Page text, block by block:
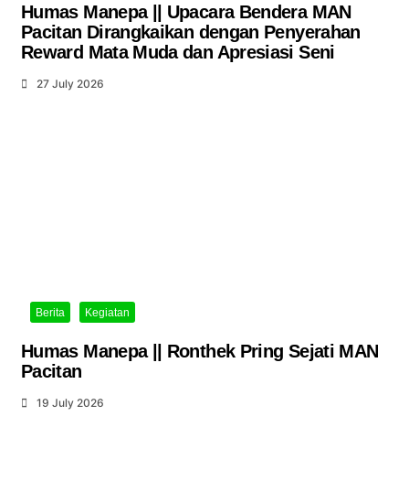
Humas Manepa || Upacara Bendera MAN
Pacitan Dirangkaikan dengan Penyerahan
Reward Mata Muda dan Apresiasi Seni
27 July 2026
Berita Kegiatan
Humas Manepa || Ronthek Pring Sejati MAN
Pacitan
19 July 2026